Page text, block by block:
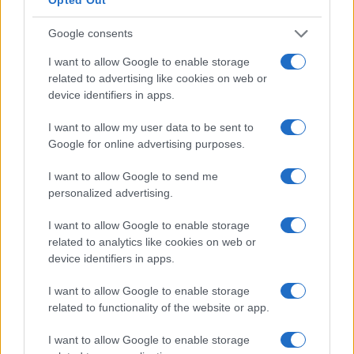
Google consents
I want to allow Google to enable storage
related to advertising like cookies on web or
device identifiers in apps.
I want to allow my user data to be sent to
Google for online advertising purposes.
I want to allow Google to send me
personalized advertising.
I want to allow Google to enable storage
related to analytics like cookies on web or
device identifiers in apps.
I want to allow Google to enable storage
related to functionality of the website or app.
I want to allow Google to enable storage
01.06 à 17h30
Toulouse - Lyon OU
43 - 3
Classement Top 14
Perpignan
0 pts